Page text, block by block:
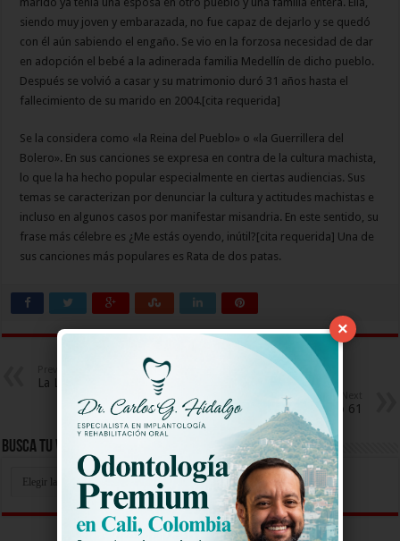
siendo muy joven y embarazada, no fue capaz de dejarlo y se quedó
con él aún sabiendo el engaño. Se vio en la forzosa necesidad de dar
en adopción el bebé a la adinerada familia Medellín de dicho pueblo.
Después se volvió a casar y su matrimonio duró 31 años hasta el
fallecimiento de su marido en 2004.[cita requerida]
Se la considera como «la Reina del Pueblo» o «la Guerrillera del
Bolero». En sus canciones se expresa en contra de la cultura machista,
lo que la ha hecho popular especialmente en ciertas audiencias. Sus
temas se caracterizan por denunciar la cultura y actitudes machistas e
incluso en algunos casos por manifestar misandria. En este sentido, su
frase más célebre es ¿Me estás oyendo, inútil?[cita requerida] Una de
sus canciones más populares es Rata de dos patas.
La Ley del Corazon Capitulo 114
Yo Me Llamo 2017 Capitulo 61
Busca Tu Video Aqui
Aqui
×